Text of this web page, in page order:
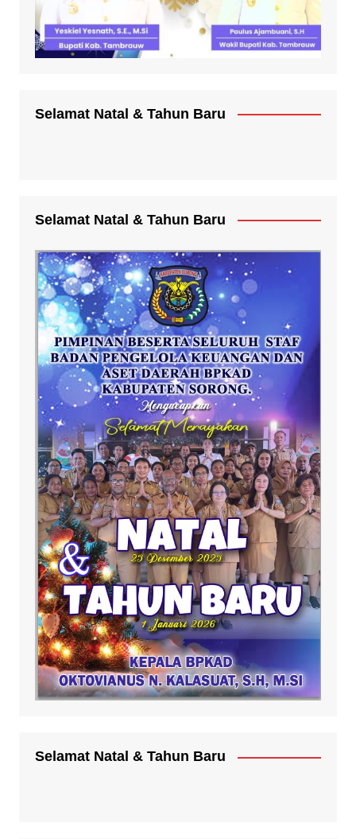
Selamat Natal & Tahun Baru
Selamat Natal & Tahun Baru
Selamat Natal & Tahun Baru